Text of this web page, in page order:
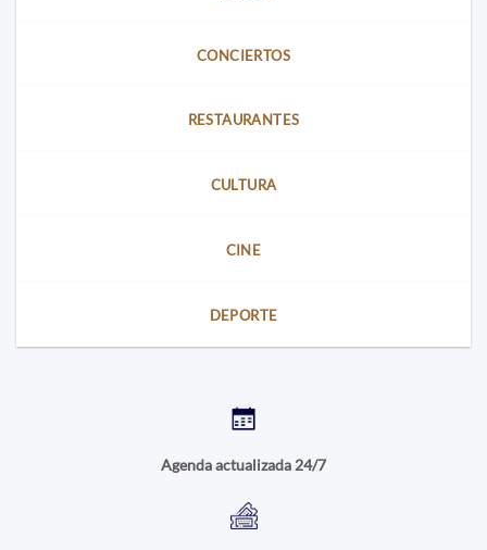
CONCIERTOS
RESTAURANTES
CULTURA
CINE
DEPORTE
Agenda actualizada 24/7